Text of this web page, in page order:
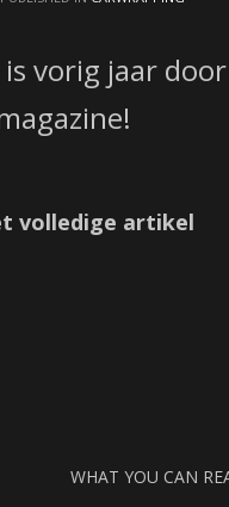
is vorig jaar
volledige artikel
WHAT YOU CAN